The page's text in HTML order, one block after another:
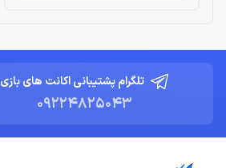
تلگرام پشتیبانی اکانت های بازی
09224825043